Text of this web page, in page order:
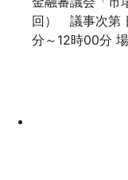
回） 議事次第
分～12時00分